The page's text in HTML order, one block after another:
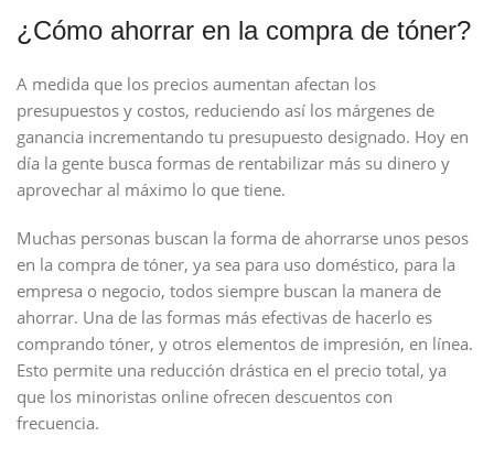
¿Cómo ahorrar en la compra de tóner?
A medida que los precios aumentan afectan los
presupuestos y costos, reduciendo así los márgenes de
ganancia incrementando tu presupuesto designado. Hoy en
día la gente busca formas de rentabilizar más su dinero y
aprovechar al máximo lo que tiene.
Muchas personas buscan la forma de ahorrarse unos pesos
en la compra de tóner, ya sea para uso doméstico, para la
empresa o negocio, todos siempre buscan la manera de
ahorrar. Una de las formas más efectivas de hacerlo es
comprando tóner, y otros elementos de impresión, en línea.
Esto permite una reducción drástica en el precio total, ya
que los minoristas online ofrecen descuentos con
frecuencia.